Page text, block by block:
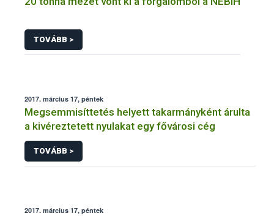
TOVÁBB >
2017. március 17, péntek
Megsemmisíttetés helyett takarmányként árulta
a kivéreztetett nyulakat egy fővárosi cég
TOVÁBB >
2017. március 17, péntek